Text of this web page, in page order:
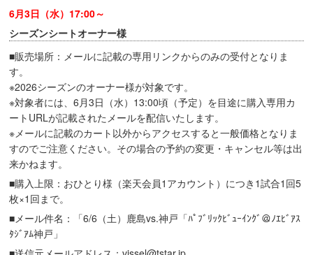
6月3日（水）17:00～
シーズンシートオーナー様
■販売場所：メールに記載の専用リンクからのみの受付となりま
す。
※2026シーズンのオーナー様が対象です。
※対象者には、6月3日（水）13:00頃（予定）を目途に購入専用カ
ートURLが記載されたメールを配信いたします。
※メールに記載のカート以外からアクセスすると一般価格となりま
すのでご注意ください。その場合の予約の変更・キャンセル等は出
来かねます。
■購入上限：おひとり様（楽天会員1アカウント）につき1試合1回5
枚×1回まで。
■メール件名：「6/6（土）鹿島vs.神戸「ﾊﾟﾌﾞﾘｯｸﾋﾞｭｰｲﾝｸﾞ＠ﾉｴﾋﾞｱｽ
ﾀｼﾞｱﾑ神戸」